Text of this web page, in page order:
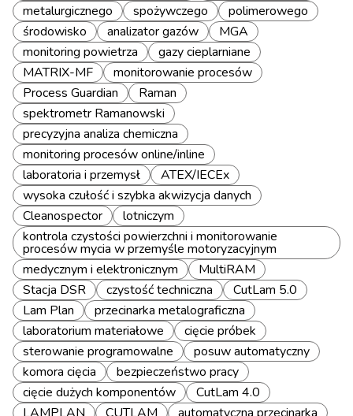
metalurgicznego
spożywczego
polimerowego
środowisko
analizator gazów
MGA
monitoring powietrza
gazy cieplarniane
MATRIX-MF
monitorowanie procesów
Process Guardian
Raman
spektrometr Ramanowski
precyzyjna analiza chemiczna
monitoring procesów online/inline
laboratoria i przemysł
ATEX/IECEx
wysoka czułość i szybka akwizycja danych
Cleanospector
lotniczym
kontrola czystości powierzchni i monitorowanie
procesów mycia w przemyśle motoryzacyjnym
medycznym i elektronicznym
MultiRAM
Stacja DSR
czystość techniczna
CutLam 5.0
Lam Plan
przecinarka metalograficzna
laboratorium materiałowe
cięcie próbek
sterowanie programowalne
posuw automatyczny
komora cięcia
bezpieczeństwo pracy
cięcie dużych komponentów
CutLam 4.0